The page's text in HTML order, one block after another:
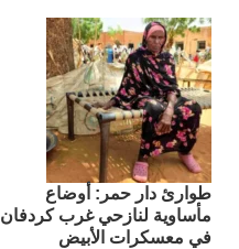
طوارئ دار حمر: أوضاع
مأساوية لنازحي غرب كردفان
في معسكرات الأبيض